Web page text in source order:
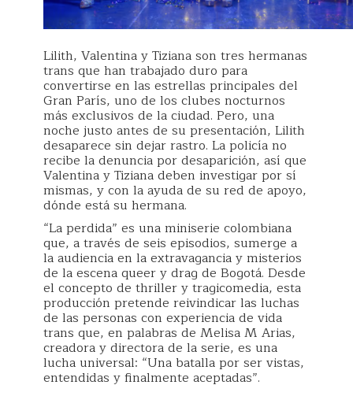
Lilith, Valentina y Tiziana son tres hermanas
trans que han trabajado duro para
convertirse en las estrellas principales del
Gran París, uno de los clubes nocturnos
más exclusivos de la ciudad. Pero, una
noche justo antes de su presentación, Lilith
desaparece sin dejar rastro. La policía no
recibe la denuncia por desaparición, así que
Valentina y Tiziana deben investigar por sí
mismas, y con la ayuda de su red de apoyo,
dónde está su hermana.
“La perdida” es una miniserie colombiana
que, a través de seis episodios, sumerge a
la audiencia en la extravagancia y misterios
de la escena queer y drag de Bogotá. Desde
el concepto de thriller y tragicomedia, esta
producción pretende reivindicar las luchas
de las personas con experiencia de vida
trans que, en palabras de Melisa M Arias,
creadora y directora de la serie, es una
lucha universal: “Una batalla por ser vistas,
entendidas y finalmente aceptadas”.